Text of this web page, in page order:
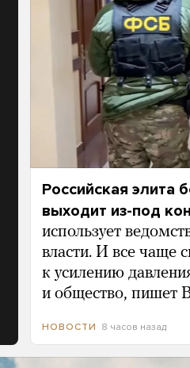
Российская элита
выходит из-под
использует
власти. И все чаще
к усилению
и общество, пишет
НОВОСТИ 8 часов назад